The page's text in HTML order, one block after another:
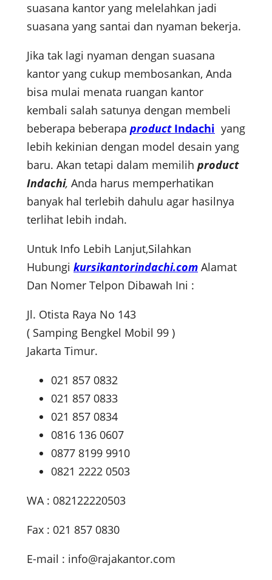
suasana kantor yang melelahkan jadi
suasana yang santai dan nyaman bekerja.
Jika tak lagi nyaman dengan suasana
kantor yang cukup membosankan, Anda
bisa mulai menata ruangan kantor
kembali salah satunya dengan membeli
beberapa beberapa productIndachi yang
lebih kekinian dengan model desain yang
baru. Akan tetapi dalam memilih product
Indachi, Anda harus memperhatikan
banyak hal terlebih dahulu agar hasilnya
terlihat lebih indah.
Untuk Info Lebih Lanjut,Silahkan
Hubungi kursikantorindachi.com Alamat
Dan Nomer Telpon Dibawah Ini :
Jl. Otista Raya No 143
( Samping Bengkel Mobil 99 )
Jakarta Timur.
021 857 0832
021 857 0833
021 857 0834
0816 136 0607
0877 8199 9910
0821 2222 0503
WA : 082122220503
Fax : 021 857 0830
E-mail : info@rajakantor.com